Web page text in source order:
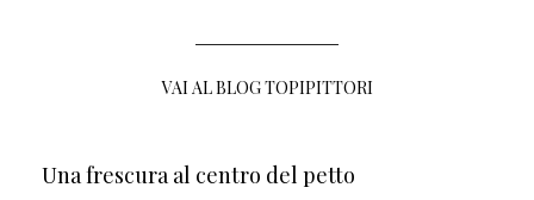
VAI AL BLOG TOPIPITTORI
Una frescura al centro del petto